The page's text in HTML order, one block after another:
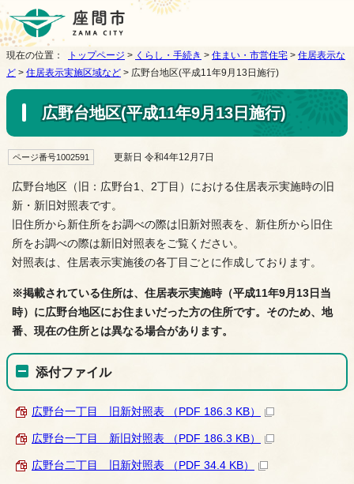
現在の位置： トップページ > くらし・手続き > 住まい・市営住宅 > 住居表示な
ど > 住居表示実施区域など > 広野台地区(平成11年9月13日施行)
広野台地区(平成11年9月13日施行)
ページ番号1002591 更新日 令和4年12月7日
広野台地区（旧：広野台1、2丁目）における住居表示実施時の旧
新・新旧対照表です。
旧住所から新住所をお調べの際は旧新対照表を、新住所から旧住
所をお調べの際は新旧対照表をご覧ください。
対照表は、住居表示実施後の各丁目ごとに作成しております。
※掲載されている住所は、住居表示実施時（平成11年9月13日当
時）に広野台地区にお住まいだった方の住所です。そのため、地
番、現在の住所とは異なる場合があります。
添付ファイル
広野台一丁目 旧新対照表 （PDF 186.3 KB）
広野台一丁目 新旧対照表 （PDF 186.3 KB）
広野台二丁目 旧新対照表 （PDF 34.4 KB）